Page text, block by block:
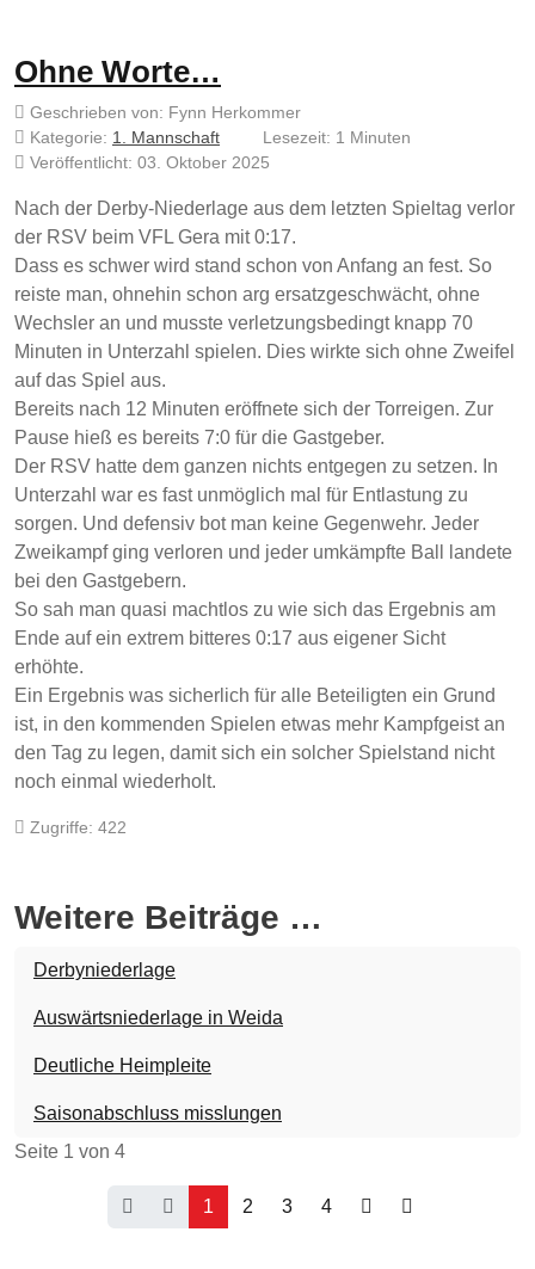
Ohne Worte…
Geschrieben von: Fynn Herkommer
Kategorie: 1. Mannschaft
Lesezeit: 1 Minuten
Veröffentlicht: 03. Oktober 2025
Nach der Derby-Niederlage aus dem letzten Spieltag verlor
der RSV beim VFL Gera mit 0:17.
Dass es schwer wird stand schon von Anfang an fest. So
reiste man, ohnehin schon arg ersatzgeschwächt, ohne
Wechsler an und musste verletzungsbedingt knapp 70
Minuten in Unterzahl spielen. Dies wirkte sich ohne Zweifel
auf das Spiel aus.
Bereits nach 12 Minuten eröffnete sich der Torreigen. Zur
Pause hieß es bereits 7:0 für die Gastgeber.
Der RSV hatte dem ganzen nichts entgegen zu setzen. In
Unterzahl war es fast unmöglich mal für Entlastung zu
sorgen. Und defensiv bot man keine Gegenwehr. Jeder
Zweikampf ging verloren und jeder umkämpfte Ball landete
bei den Gastgebern.
So sah man quasi machtlos zu wie sich das Ergebnis am
Ende auf ein extrem bitteres 0:17 aus eigener Sicht
erhöhte.
Ein Ergebnis was sicherlich für alle Beteiligten ein Grund
ist, in den kommenden Spielen etwas mehr Kampfgeist an
den Tag zu legen, damit sich ein solcher Spielstand nicht
noch einmal wiederholt.
Zugriffe: 422
Weitere Beiträge …
Derbyniederlage
Auswärtsniederlage in Weida
Deutliche Heimpleite
Saisonabschluss misslungen
Seite 1 von 4
1 2 3 4